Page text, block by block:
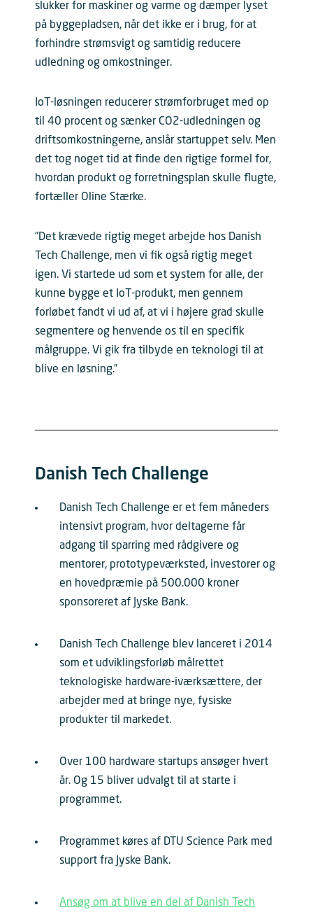
slukker for maskiner og varme og dæmper lyset
på byggepladsen, når det ikke er i brug, for at
forhindre strømsvigt og samtidig reducere
udledning og omkostninger.
IoT-løsningen reducerer strømforbruget med op
til 40 procent og sænker CO2-udledningen og
driftsomkostningerne, anslår startuppet selv. Men
det tog noget tid at finde den rigtige formel for,
hvordan produkt og forretningsplan skulle flugte,
fortæller Oline Stærke.
”Det krævede rigtig meget arbejde hos Danish
Tech Challenge, men vi fik også rigtig meget
igen. Vi startede ud som et system for alle, der
kunne bygge et IoT-produkt, men gennem
forløbet fandt vi ud af, at vi i højere grad skulle
segmentere og henvende os til en specifik
målgruppe. Vi gik fra tilbyde en teknologi til at
blive en løsning.”
Danish Tech Challenge
Danish Tech Challenge er et fem måneders
intensivt program, hvor deltagerne får
adgang til sparring med rådgivere og
mentorer, prototypeværksted, investorer og
en hovedpræmie på 500.000 kroner
sponsoreret af Jyske Bank.
Danish Tech Challenge blev lanceret i 2014
som et udviklingsforløb målrettet
teknologiske hardware-iværksættere, der
arbejder med at bringe nye, fysiske
produkter til markedet.
Over 100 hardware startups ansøger hvert
år. Og 15 bliver udvalgt til at starte i
programmet.
Programmet køres af DTU Science Park med
support fra Jyske Bank.
Ansøg om at blive en del af Danish Tech